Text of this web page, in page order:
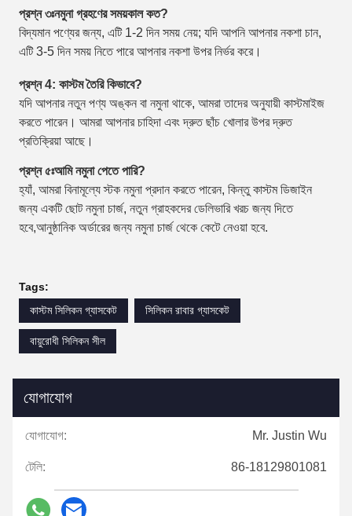
প্রশ্ন ৩ঃনমুনা গ্রহণের সময়কাল কত?
বিদ্যমান পণ্যের জন্য, এটি 1-2 দিন সময় নেয়; যদি আপনি আপনার নকশা চান,
এটি 3-5 দিন সময় নিতে পারে আপনার নকশা উপর নির্ভর করে।
প্রশ্ন 4: কাস্টম তৈরি কিভাবে?
যদি আপনার নতুন পণ্য অঙ্কন বা নমুনা থাকে, আমরা তাদের অনুযায়ী কাস্টমাইজ
করতে পারেন। আমরা আপনার চাহিদা এবং দ্রুত ছাঁচ খোলার উপর দ্রুত
প্রতিক্রিয়া আছে।
প্রশ্ন ৫ঃআমি নমুনা পেতে পারি?
হ্যাঁ, আমরা বিনামূল্যে স্টক নমুনা প্রদান করতে পারেন, কিন্তু কাস্টম ডিজাইন
জন্য একটি ছোট নমুনা চার্জ, নতুন গ্রাহকদের ডেলিভারি খরচ জন্য দিতে
হবে,আনুষ্ঠানিক অর্ডারের জন্য নমুনা চার্জ থেকে কেটে নেওয়া হবে.
Tags:
কাস্টম সিলিকন গ্যাসকেট
সিলিকন রাবার গ্যাসকেট
বায়ুরোধী সিলিকন সীল
যোগাযোগ
যোগাযোগ: Mr. Justin Wu
টেলি: 86-18129801081